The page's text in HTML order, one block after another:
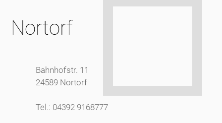
Nortorf
Bahnhofstr. 11
24589 Nortorf
Tel.: 04392 9168777